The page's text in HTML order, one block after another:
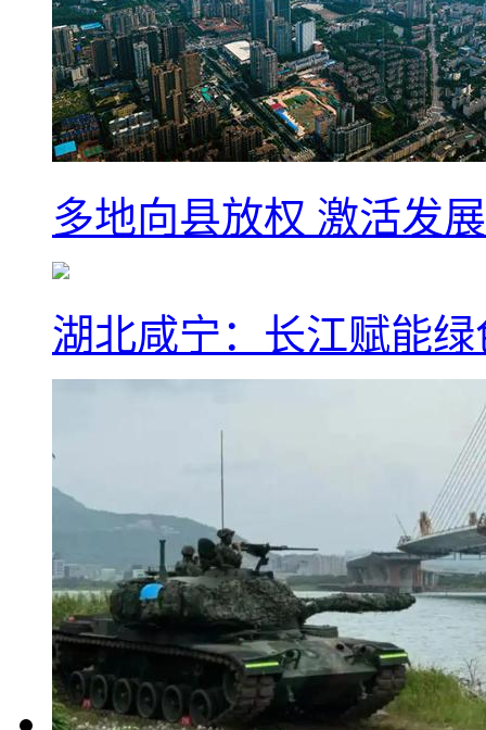
多地向县放权 激活发
湖北咸宁：长江赋能